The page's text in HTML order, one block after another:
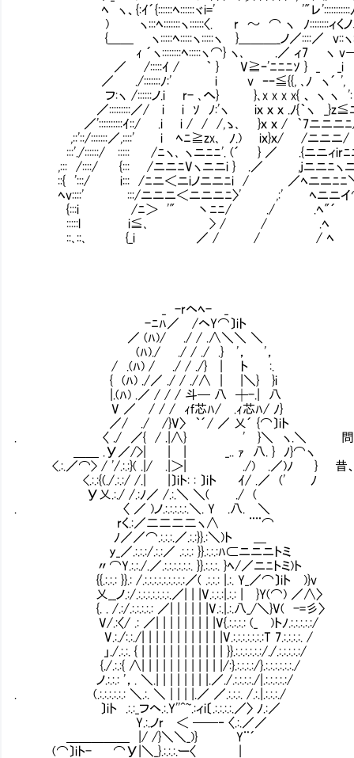
ﾍ ヽ、{:ｲ´{::::::ﾍ::::::ヾi=' '"レ':::::::::::
) ヽ:::ﾍ:::::::ヽ::::::〈. r ～ ⌒ ヽ ﾉ::::::::ィくノ､
{＿＿ ヽ:::::ﾍ:::::ヽ:::::ヽ }＿＿＿_ノ／::::／ v::ヽ
ｨ ´ヽ::::::::ﾍ:::::ヽ⌒} ヽ､ .／ ィ7 ヽ v― ､::::::
／ /:::::ｲ / ｀ } V≧ｰ'ﾆﾆﾆｿ } _ _i ヽ
／ ./:::::::ﾉ:' i v ｰｰ≦{{, ､ﾉ ヽ´ ', .v::ヾ::
フ:ヽ /::::::ノ.i r- ､へ} }､x x x x{ 、 ヽ ヽ ':
／:::::::::／/ i i ｿ ﾉ:'ヽ iｘ ｘ ｘ .ﾉ{｀ヽ
／'::::::::::ｲ::/ .i i / / /,ゝ､ }ｘ ｘ / ｀7ニニ
,::'::/:::::::／,::::' i ﾍﾆ≧zx､ ﾉ.) iｘ}ｘ/ /ニニ
:::'./::::::/ ::::: /ﾆヽ､ ヽニﾆﾆ'. (´ } ／ .{ニニィirﾆﾆﾆ
,::: /::::/ {::: /ニニﾆVヽニニi } .／ ,jニニﾆ
::{ ':::/ i::: /ﾆニ＜ニiノニニﾆi / ／ﾍニニﾆﾆ
ﾍv::::' :::/ニニニ＜ニニニﾆ〉' ,:' ﾍニニイ
{:::i /ﾆ＞ '" 丶ﾆﾆ/ ./ .ﾍ"´
:::::l i≦､ > / / .ﾍ
::､::､ {_i ／ / / / ﾍ ／
_ -rヘﾍ- _
-ﾆﾊ／ /ヘY⌒〕iト
／ (ﾊ)/ ./ / .∧＼＼ ＼
(ﾊ)./ ./ / ./ .} '， '，
/ .(ﾊ) / ./ / ./} | ト :.
{ (ﾊ) ./／ ./ / ./∧ | |＼} }i
|.(ﾊ) .／ / / / 斗─ 八 ┼-.| 八
V ／ / / / ｨf芯ﾊ/ .ｨ芯ﾊ/ ﾉ}
／/ ./ /}V〉 ｀´/ ／ 乂´ {⌒〕iト
. 〈 ./ ／{ / .|∧} ' }＼ ヽ.＼ 問題ありません。
＿＿ .У／/>| | | _.. ｧ 八. } ﾉ}⌒ヽ
<.:.／⌒> / '/.:.:}( .|/ .|＞| ./) .／)ﾉ } 昔、教わ
<.:.:{(./.:.:/ /.| |〕iト: : 〕iト ｲ/ .／ (' ﾉ
У乂.:./ /.:ﾉ／ /.:.＼ ＼( ./ (
. 〈 ／ )ノ.:.:.:.:.:.＼. Y .八. ＼
rく.:／二二二二ヽ∧ ¨¨⌒
ﾉ／／⌒.:.:.:.／.:.:}}.:＼)ト ＿
y_／.:.:.:/.:.:／ .:.:.: }}.:.:.:ﾊ⊂ニニニトミ
〃⌒Y.:.:./.／.:.:.:.:.:.:. }}.:.:.:. }ﾍ/／ニﾆトミ)ト
{{.:.:.: }}.: /.:.:.:.:.:.:.:.:.:／( .:.:.: |.:. Y_／⌒〕iト )}v
乂__ノ.:/.:.:.:.:.:.:.:.／| | |V.:.:.:|.:.: | }Y(⌒) ／∧〉
{. . /.:/.:.:.:.:.: ／| | | | | |V.:.|.:.八_/＼}V( -=彡〉
V/.:〈/ .: ／| | | | | | | | |V{.:.:.:.: (_ )トﾉ.:.:.:.:.:/
V.:./:.:./| | | | | | | | | | | |V.:.:.:.:.:.:.:T 7.:.:.:.:. /
」./.:.:. { | | | | | | | | | | | | }}.:.:.:.:.:.:/./.:.:.:.:.:/
{./.:.:{ ∧| | | | | | | | | | | |/:}.:.:.:.:/}.:.:.:.:.:.:./
ノ.:.:.: '，. ＼.| | | | | | | |.／./.:.:.:.:./|.:.:.:.:.:/
. (.:.:.:.:.:.: ＼.:. ＼ | | | |.／ ／.:.:.:. /.:.|.:.:.:./
〕iト .:.:_フヘ.:.Y''^~.:ィi〔.:.:.:.:.／〉 ﾉ.:／
Y.:.ノr㍉＜ ──‐ 〈.:.／／
＿＿＿＿＿ |/ /}＼＼_)} Y¨´
(⌒〕iト- ⌒У|＼_}.:.:.:.ー〈 |